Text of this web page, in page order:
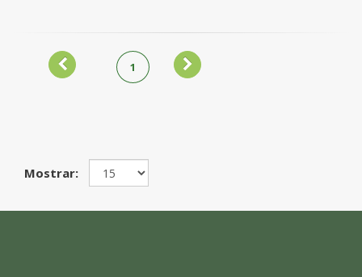
1
Mostrar: